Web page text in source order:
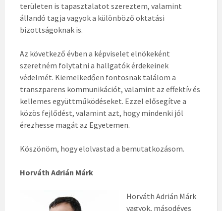
területen is tapasztalatot szereztem, valamint
állandó tagja vagyok a különböző oktatási
bizottságoknak is.
Az következő évben a képviselet elnökeként
szeretném folytatni a hallgatók érdekeinek
védelmét. Kiemelkedően fontosnak találom a
transzparens kommunikációt, valamint az effektív és
kellemes együttműködéseket. Ezzel elősegítve a
közös fejlődést, valamint azt, hogy mindenki jól
érezhesse magát az Egyetemen.
Köszönöm, hogy elolvastad a bemutatkozásom.
Horváth Adrián Márk
Horváth Adrián Márk
vagyok, másodéves